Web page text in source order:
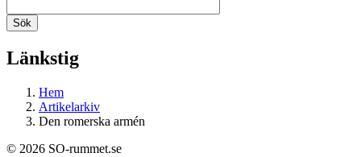
Länkstig
Hem
Artikelarkiv
Den romerska armén
© 2026 SO-rummet.se